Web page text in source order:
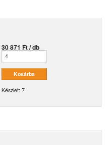
30 871 Ft / db
Készlet: 7